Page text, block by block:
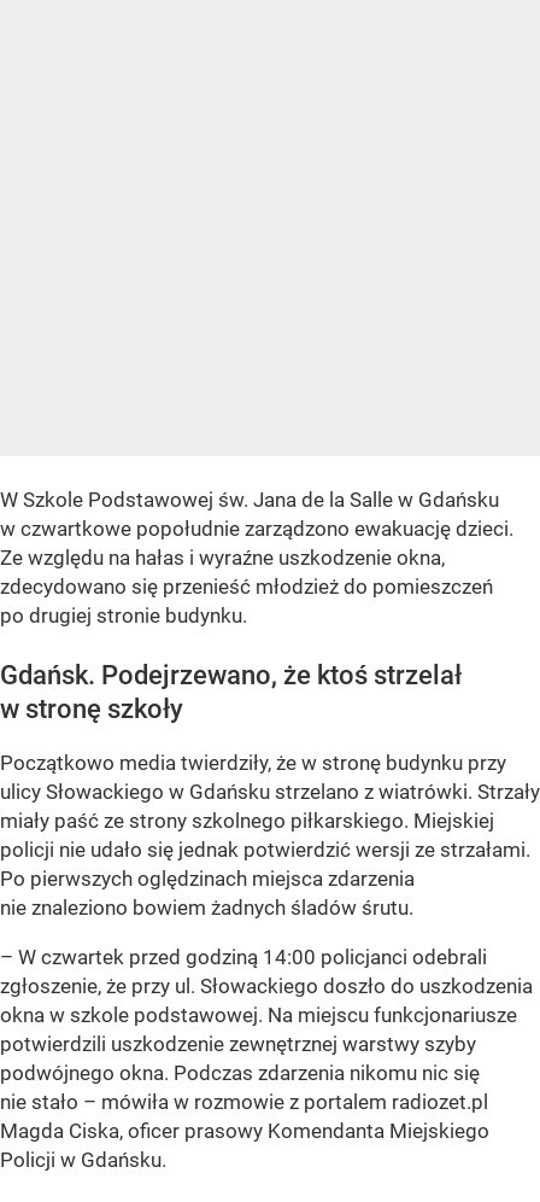
W Szkole Podstawowej św. Jana de la Salle w Gdańsku
w czwartkowe popołudnie zarządzono ewakuację dzieci.
Ze względu na hałas i wyraźne uszkodzenie okna,
zdecydowano się przenieść młodzież do pomieszczeń
po drugiej stronie budynku.
Gdańsk. Podejrzewano, że ktoś strzelał
w stronę szkoły
Początkowo media twierdziły, że w stronę budynku przy
ulicy Słowackiego w Gdańsku strzelano z wiatrówki. Strzały
miały paść ze strony szkolnego piłkarskiego. Miejskiej
policji nie udało się jednak potwierdzić wersji ze strzałami.
Po pierwszych oględzinach miejsca zdarzenia
nie znaleziono bowiem żadnych śladów śrutu.
– W czwartek przed godziną 14:00 policjanci odebrali
zgłoszenie, że przy ul. Słowackiego doszło do uszkodzenia
okna w szkole podstawowej. Na miejscu funkcjonariusze
potwierdzili uszkodzenie zewnętrznej warstwy szyby
podwójnego okna. Podczas zdarzenia nikomu nic się
nie stało – mówiła w rozmowie z portalem radiozet.pl
Magda Ciska, oficer prasowy Komendanta Miejskiego
Policji w Gdańsku.